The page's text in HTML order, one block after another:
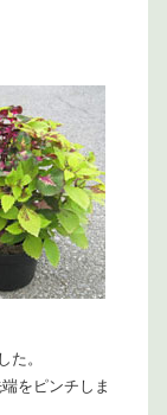
。
をピンチしま